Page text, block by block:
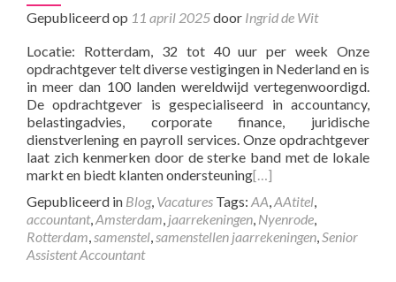
Gepubliceerd op 11 april 2025door Ingrid de Wit
Locatie: Rotterdam, 32 tot 40 uur per week Onze
opdrachtgever telt diverse vestigingen in Nederland en is
in meer dan 100 landen wereldwijd vertegenwoordigd.
De opdrachtgever is gespecialiseerd in accountancy,
belastingadvies, corporate finance, juridische
dienstverlening en payroll services. Onze opdrachtgever
laat zich kenmerken door de sterke band met de lokale
markt en biedt klanten ondersteuning[…]
Gepubliceerd in Blog, Vacatures Tags: AA,AAtitel,
accountant,Amsterdam, jaarrekeningen, Nyenrode,
Rotterdam,samenstel,samenstellen jaarrekeningen,Senior
Assistent Accountant